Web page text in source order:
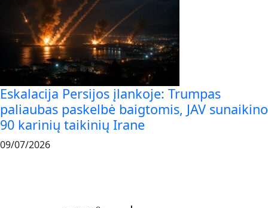
Eskalacija Persijos įlankoje: Trumpas
paliaubas paskelbė baigtomis, JAV sunaikino
90 karinių taikinių Irane
09/07/2026